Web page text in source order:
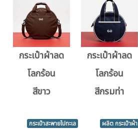
กระเป๋าผ้าลด
โลกร้อน
สีขาว
กระเป๋าผ้าลด
โลกร้อน
สีกรมท่า
กระเป๋าสะพายไปทะเล
ผลิต กระเป๋าผ้า